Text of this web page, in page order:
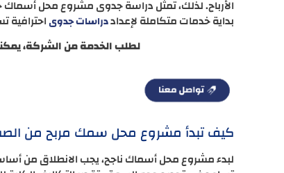
الأرباح. لذلك، تمثل دراسة جدوى مشروع محل
بداية خدمات متكاملة لإعداددراسات جدوىاحترافية
لطلب الخدمة من الشركة،
كيف تبدأ مشروع محل سمك مربح من
لبدء مشروع محل أسماك ناجح، يجب الانطلاق من